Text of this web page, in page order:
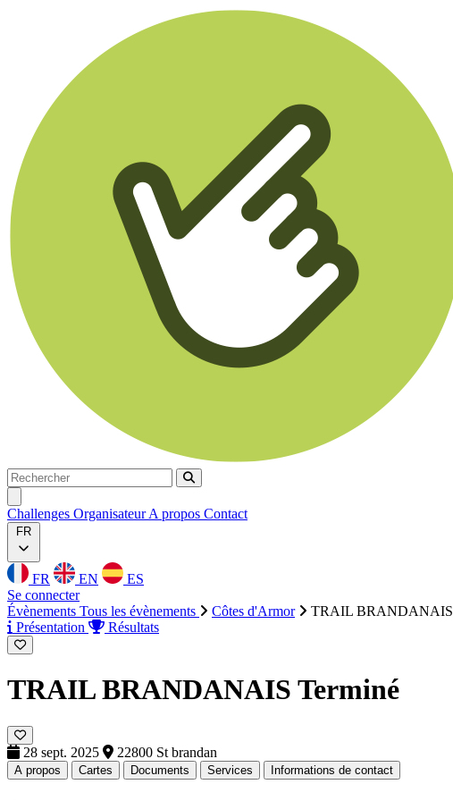
Rechercher
Rechercher
Challenges OrganisateurA propos Contact
FR
FR EN
ES
Se connecter
Évènements Tous les évènements Côtes d'Armor
TRAIL BRANDANAIS
Présentation
Résultats
TRAIL BRANDANAIS Terminé
28 sept. 2025 22800 St brandan
A propos Cartes Documents Services Informations de contact